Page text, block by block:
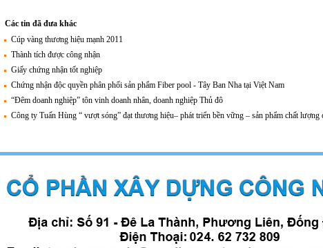
Các tin đã đưa khác
Cúp vàng thương hiệu mạnh 2011
Thành tích được công nhận
Giấy chứng nhận tốt nghiệp
Chứng nhận độc quyền phân phối sản phẩm Fiber pool - Tây Ban Nha tại Việt Nam
“Đêm doanh nghiệp” tôn vinh doanh nhân, doanh nghiệp Thủ đô
Công ty Tuấn Hùng “ vượt sóng” đạt thương hiệu– phát triển bền vững – sản phẩm chất lượng